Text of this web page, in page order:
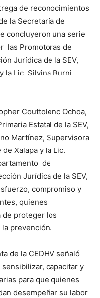
de reconocimientos
la Secretaría de
concluyeron una serie
las Promotoras de
Jurídica de la SEV,
la Lic. Silvina Burni
Couttolenc Ochoa,
Estatal de la SEV,
Martínez, Supervisora
Xalapa y la Lic.
de
Jurídica de la SEV,
compromiso y
quienes
de proteger los
prevención.
de la CEDHV señaló
capacitar y
para que quienes
desempeñar su labor